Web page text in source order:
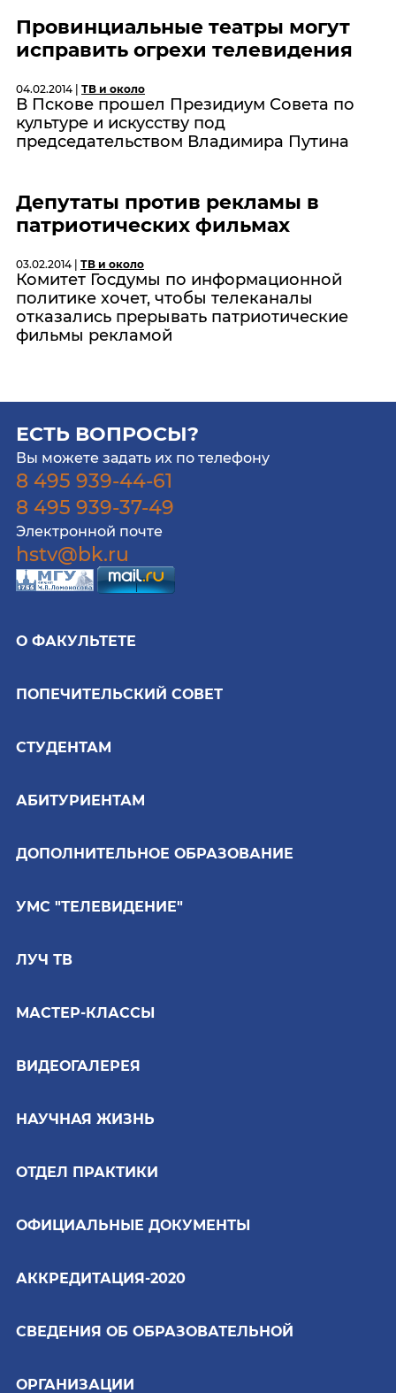
Провинциальные театры могут
исправить огрехи телевидения
04.02.2014 | ТВ и около
В Пскове прошел Президиум Совета по
культуре и искусству под
председательством Владимира Путина
Депутаты против рекламы в
патриотических фильмах
03.02.2014 | ТВ и около
Комитет Госдумы по информационной
политике хочет, чтобы телеканалы
отказались прерывать патриотические
фильмы рекламой
ЕСТЬ ВОПРОСЫ?
Вы можете задать их по телефону
8 495 939-44-61
8 495 939-37-49
Электронной почте
hstv@bk.ru
О ФАКУЛЬТЕТЕ
ПОПЕЧИТЕЛЬСКИЙ СОВЕТ
СТУДЕНТАМ
АБИТУРИЕНТАМ
ДОПОЛНИТЕЛЬНОЕ ОБРАЗОВАНИЕ
УМС "ТЕЛЕВИДЕНИЕ"
ЛУЧ ТВ
МАСТЕР-КЛАССЫ
ВИДЕОГАЛЕРЕЯ
НАУЧНАЯ ЖИЗНЬ
ОТДЕЛ ПРАКТИКИ
ОФИЦИАЛЬНЫЕ ДОКУМЕНТЫ
АККРЕДИТАЦИЯ-2020
СВЕДЕНИЯ ОБ ОБРАЗОВАТЕЛЬНОЙ
ОРГАНИЗАЦИИ